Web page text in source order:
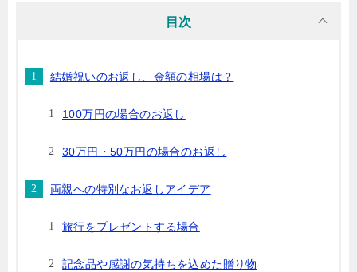
目次
結婚祝いのお返し、金額の相場は？
100万円の場合のお返し
30万円・50万円の場合のお返し
両親への特別なお返しアイデア
旅行をプレゼントする場合
記念品や感謝の気持ちを込めた贈り物